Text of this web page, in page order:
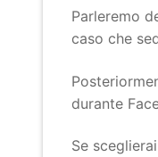
Parleremo
caso che
durante
Se